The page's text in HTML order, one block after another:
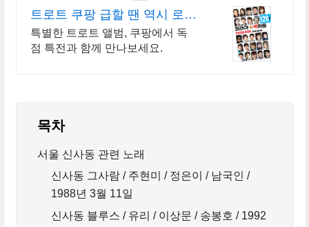
트로트 쿠팡 급할 땐 역시 로켓
배송으로
특별한 트로트 앨범, 쿠팡에서 독
점 특전과 함께 만나보세요.
목차
서울 신사동 관련 노래
신사동 그사람 / 주현미 / 정은이 / 남국인 /
1988년 3월 11일
신사동 블루스 / 유리 / 이상문 / 송봉호 / 1992